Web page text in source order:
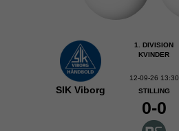
SIK Viborg
1. DIVISION
KVINDER
12-09-26 13:30
STILLING
0-0